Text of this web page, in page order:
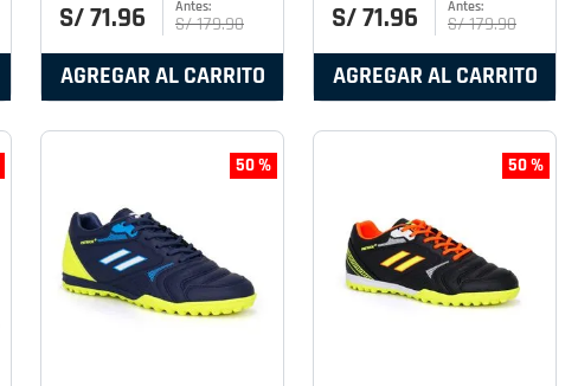
S/71.96 S/179.90
AGREGAR AL CARRITO
S/71.96 S/179.90
AGREGAR AL CARRITO
50 % 50 %